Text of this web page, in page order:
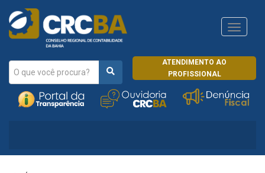
ATENDIMENTO AO
PROFISSIONAL
CRCRJ